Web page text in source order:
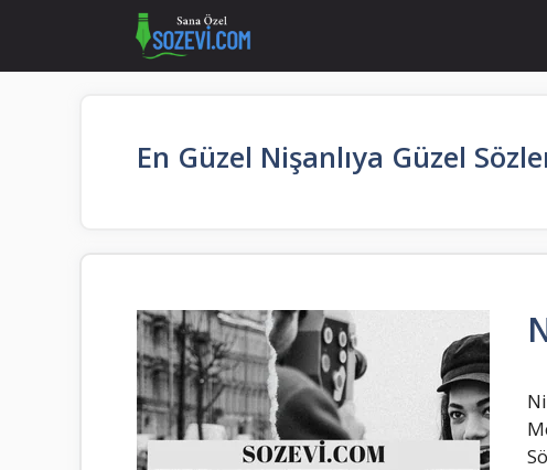
En Güzel Nişanlıya Güzel